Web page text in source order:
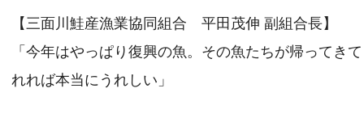
【三面川鮭産漁業協同組合 平田茂伸 副組合長】
「今年はやっぱり復興の魚。その魚たちが帰ってき
れれば本当にうれしい」